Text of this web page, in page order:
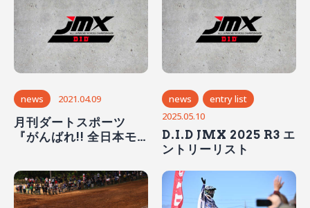
news 2021.04.09
月刊ダートスポーツ
『がんばれ!! 全日本モ
進呈!!
news
entry list
2025.05.10
D.I.D JMX 2025 R3 エ
ントリーリスト